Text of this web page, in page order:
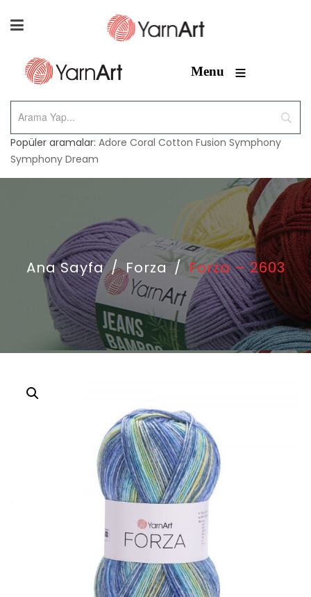
Menu ≡
Popüler aramalar: Adore Coral Cotton Fusion Symphony
Symphony Dream
Ana Sayfa / Forza / Forza – 2603